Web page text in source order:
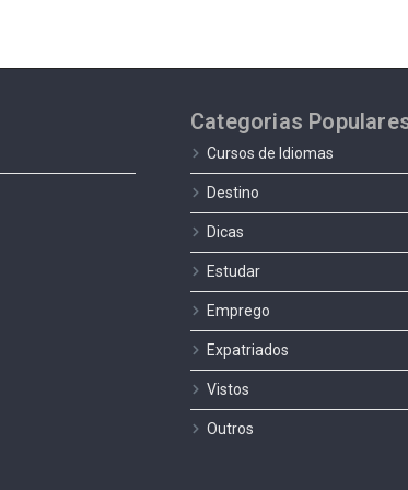
Categorias
Cursos de Idiomas
Destino
Dicas
Estudar
Emprego
Expatriados
Vistos
Outros